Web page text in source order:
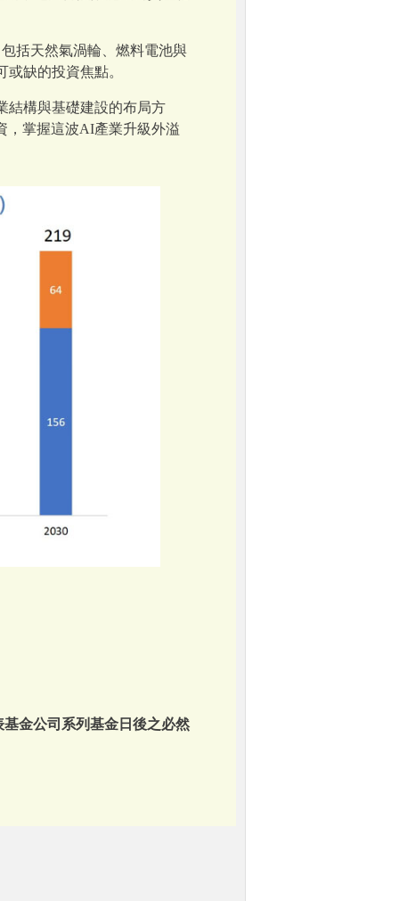
括天然氣渦輪、燃料電池與
缺的投資焦點。
結構與基礎建設的布局方
，掌握這波AI產業升級外溢
金公司系列基金日後之必然